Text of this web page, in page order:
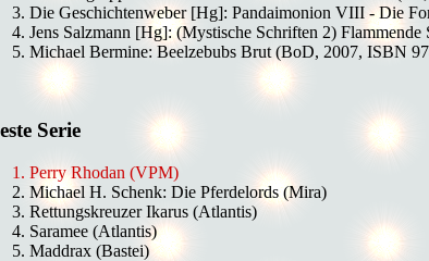
Die Geschichtenweber [Hg]: Pandaimonion VIII - Die
Jens Salzmann [Hg]: (Mystische Schriften 2)
Michael Bermine: Beelzebubs Brut (BoD, 2007, ISBN
Serie
Perry Rhodan (VPM)
Michael H. Schenk: Die Pferdelords (Mira)
Rettungskreuzer Ikarus (Atlantis)
Saramee (Atlantis)
Maddrax (Bastei)